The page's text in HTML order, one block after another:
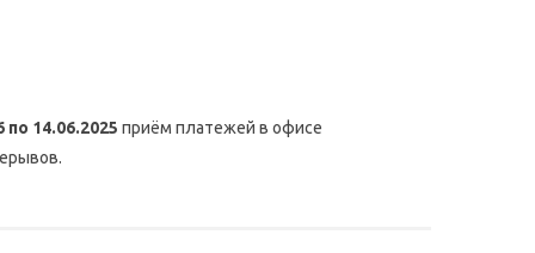
по 14.06.2025 приём платежей в офисе